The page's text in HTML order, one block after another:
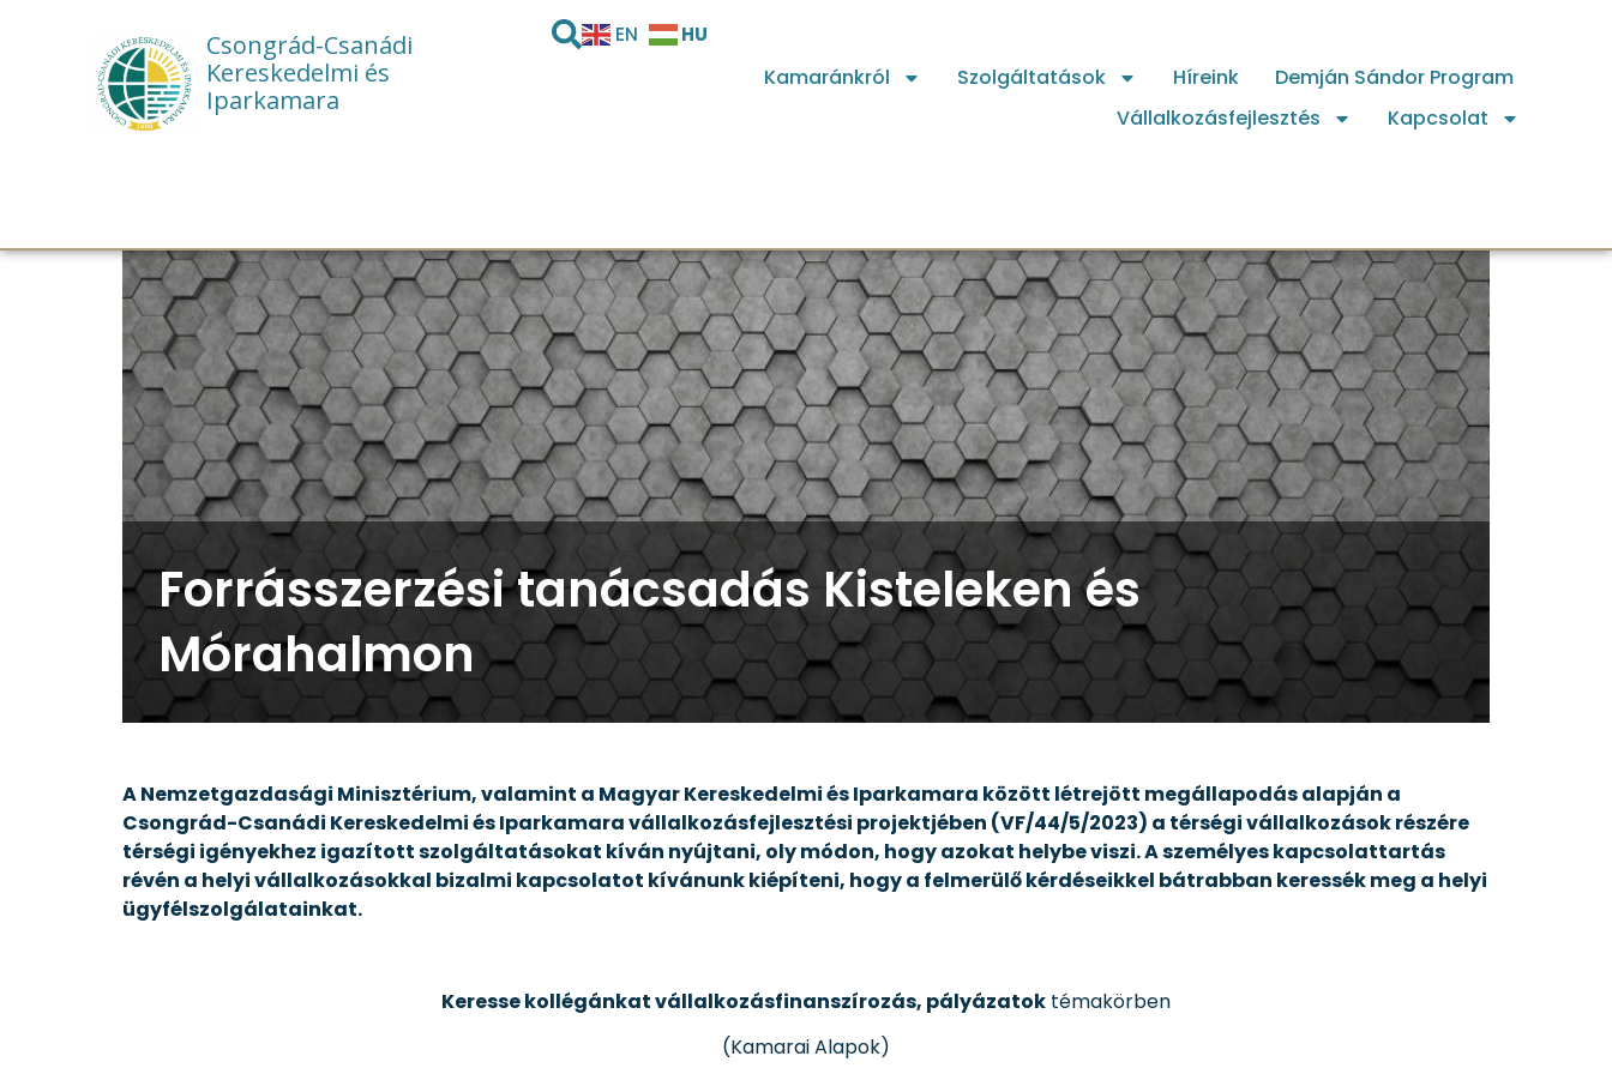
Csongrád-Csanádi
Kereskedelmi és
Iparkamara
EN HU
Kamaránkról Szolgáltatások Híreink
Demján Sándor Program
Vállalkozásfejlesztés
Kapcsolat
Forrásszerzési tanácsadás Kisteleken és
Mórahalmon
A Nemzetgazdasági Minisztérium, valamint a Magyar Kereskedelmi és Iparkamara között létrejött megállapodás alapján a
Csongrád-Csanádi Kereskedelmi és Iparkamara vállalkozásfejlesztési projektjében (VF/44/5/2023) a térségi vállalkozások részére
térségi igényekhez igazított szolgáltatásokat kíván nyújtani, oly módon, hogy azokat helybe viszi. A személyes kapcsolattartás
révén a helyi vállalkozásokkal bizalmi kapcsolatot kívánunk kiépíteni, hogy a felmerülő kérdéseikkel bátrabban keressék meg a helyi
ügyfélszolgálatainkat.
Keresse kollégánkat vállalkozásfinanszírozás, pályázatok témakörben
(Kamarai Alapok)